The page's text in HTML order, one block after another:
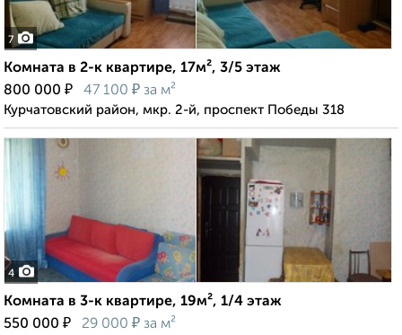
7
Комната в 2-к квартире, 17м², 3/5 этаж
800 000 ₽ 47 100 ₽ за м²
Курчатовский район, мкр. 2-й, проспект Победы 318
4
Комната в 3-к квартире, 19м², 1/4 этаж
550 000 ₽ 29 000 ₽ за м²